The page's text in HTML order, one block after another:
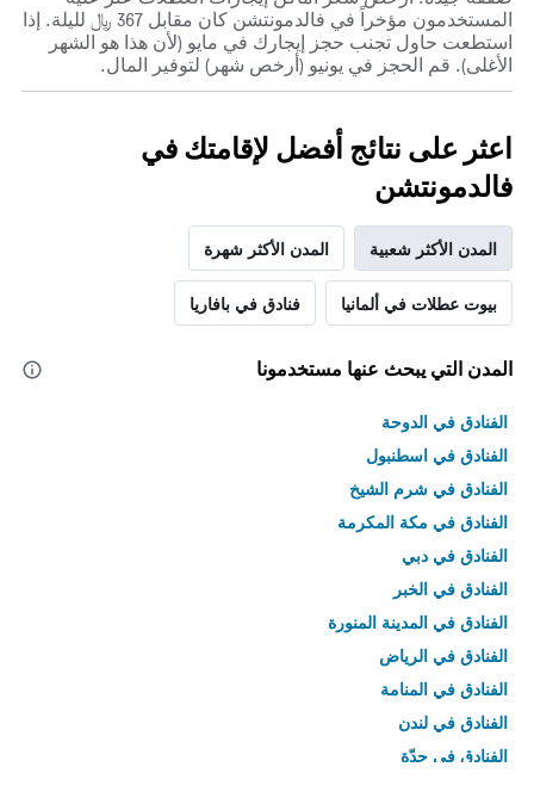
المستخدمون مؤخراً في فالدمونتشن كان مقابل 367 ﷼ لليلة. إذا
استطعت حاول تجنب حجز إيجارك في مايو (لأن هذا هو الشهر
الأغلى). قم الحجز في يونيو (أرخص شهر) لتوفير المال.
اعثر على نتائج أفضل لإقامتك في
فالدمونتشن
المدن الأكثر شعبية المدن الأكثر شهرة
بيوت عطلات في ألمانيا فنادق في بافاريا
المدن التي يبحث عنها مستخدمونا
الفنادق في الدوحة
الفنادق في اسطنبول
الفنادق في شرم الشيخ
الفنادق في مكة المكرمة
الفنادق في دبي
الفنادق في الخبر
الفنادق في المدينة المنورة
الفنادق في الرياض
الفنادق في المنامة
الفنادق في لندن
الفنادق في جدّة